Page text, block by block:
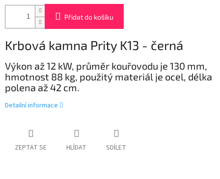
Přidat do košíku
Krbová kamna Prity K13 - černá
Výkon až 12 kW, průměr kouřovodu je 130 mm,
hmotnost 88 kg, použitý materiál je ocel, délka
polena až 42 cm.
Detailní informace
ZEPTAT SE HLÍDAT SDÍLET